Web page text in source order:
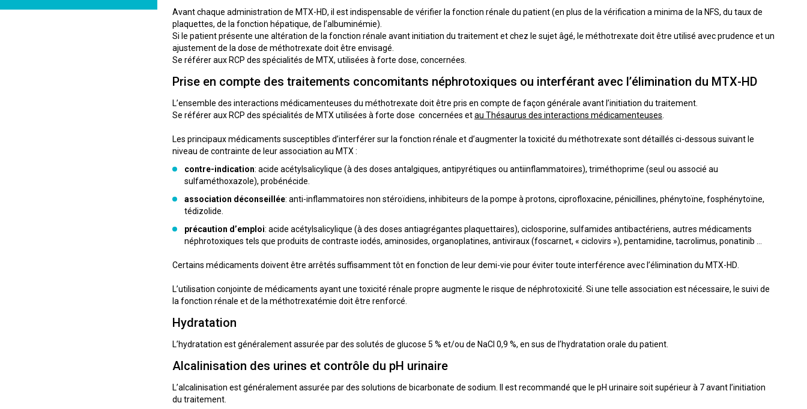
TwitterYoutubeLinkedin
Avant chaque administration de MTX-HD, il est indispensable de vérifier la fonction rénale du patient (en plus de la vérification a minima de la NFS, du taux de
plaquettes, de la fonction hépatique, de l’albuminémie).
Si le patient présente une altération de la fonction rénale avant initiation du traitement et chez le sujet âgé, le méthotrexate doit être utilisé avec prudence et un
ajustement de la dose de méthotrexate doit être envisagé.
Se référer aux RCP des spécialités de MTX, utilisées à forte dose, concernées.
Prise en compte des traitements concomitants néphrotoxiques ou interférant avec l’élimination du MTX-HD
L’ensemble des interactions médicamenteuses du méthotrexate doit être pris en compte de façon générale avant l’initiation du traitement.
Se référer aux RCP des spécialités de MTX utilisées à forte dose concernées etau Thésaurus des interactions médicamenteuses
Les principaux médicaments susceptibles d’interférer sur la fonction rénale et d’augmenter la toxicité du méthotrexate sont détaillés ci-dessous suivant le
niveau de contrainte de leur association au MTX :
contre-indication: acide acétylsalicylique (à des doses antalgiques, antipyrétiques ou antiinflammatoires), triméthoprime (seul ou associé au
sulfaméthoxazole), probénécide.
association déconseillée: anti-inflammatoires non stéroïdiens, inhibiteurs de la pompe à protons, ciprofloxacine, pénicillines, phénytoïne, fosphénytoïne,
tédizolide.
précaution d’emploi: acide acétylsalicylique (à des doses antiagrégantes plaquettaires), ciclosporine, sulfamides antibactériens, autres médicaments
néphrotoxiques tels que produits de contraste iodés, aminosides, organoplatines, antiviraux (foscarnet, « ciclovirs »), pentamidine, tacrolimus, ponatinib …
Certains médicaments doivent être arrêtés suffisamment tôt en fonction de leur demi-vie pour éviter toute interférence avec l’élimination du MTX-HD.
L’utilisation conjointe de médicaments ayant une toxicité rénale propre augmente le risque de néphrotoxicité. Si une telle association est nécessaire, le suivi de
la fonction rénale et de la méthotrexatémie doit être renforcé.
Hydratation
L’hydratation est généralement assurée par des solutés de glucose 5 % et/ou de NaCl 0,9 %, en sus de l’hydratation orale du patient.
Alcalinisation des urines et contrôle du pH urinaire
L’alcalinisation est généralement assurée par des solutions de bicarbonate de sodium. Il est recommandé que le pH urinaire soit supérieur à 7 avant l’initiation
du traitement.